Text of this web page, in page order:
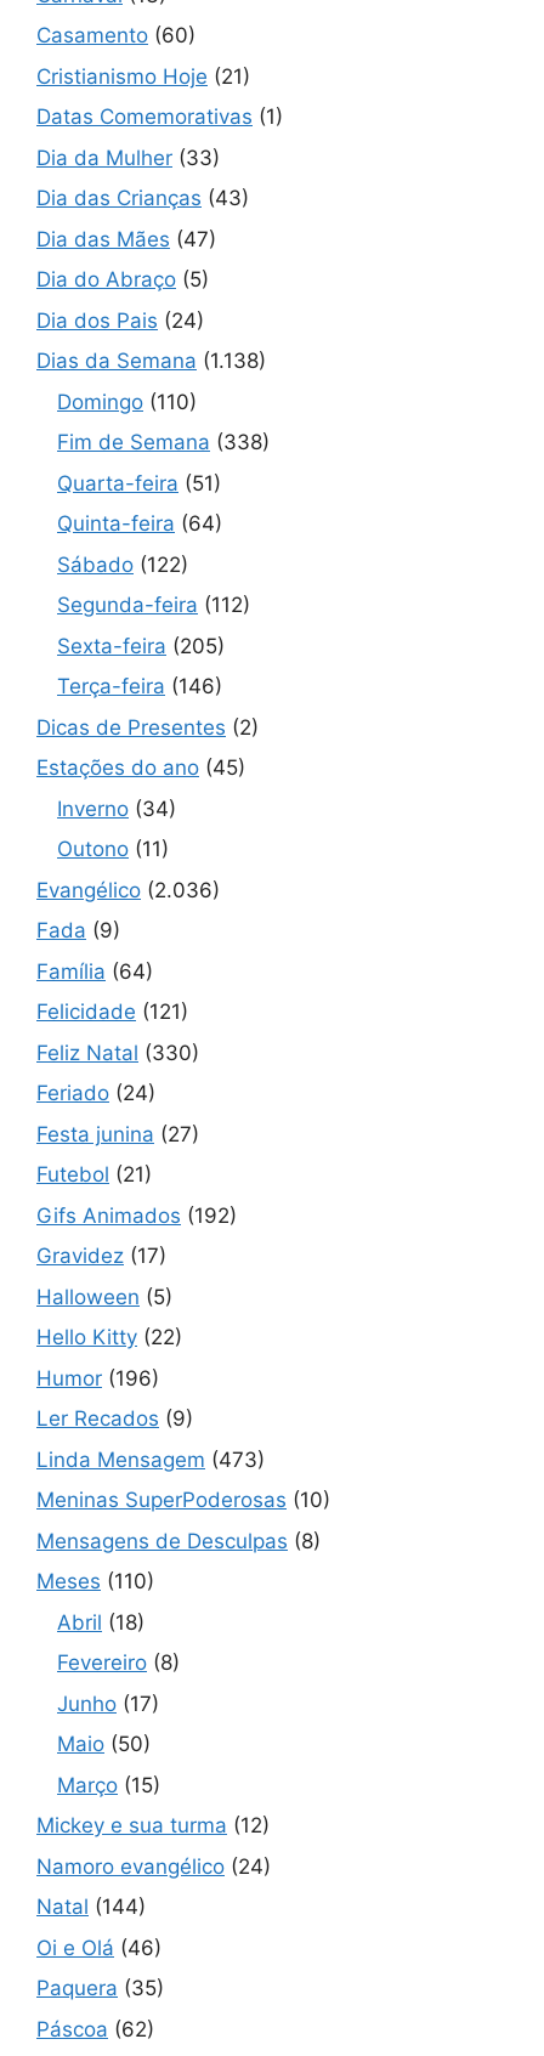
Casamento (60)
Cristianismo Hoje (21)
Datas Comemorativas (1)
Dia da Mulher (33)
Dia das Crianças (43)
Dia das Mães (47)
Dia do Abraço (5)
Dia dos Pais (24)
Dias da Semana (1.138)
Domingo (110)
Fim de Semana (338)
Quarta-feira (51)
Quinta-feira (64)
Sábado (122)
Segunda-feira (112)
Sexta-feira (205)
Terça-feira (146)
Dicas de Presentes (2)
Estações do ano (45)
Inverno (34)
Outono (11)
Evangélico (2.036)
Fada (9)
Família (64)
Felicidade (121)
Feliz Natal (330)
Feriado (24)
Festa junina (27)
Futebol (21)
Gifs Animados (192)
Gravidez (17)
Halloween (5)
Hello Kitty (22)
Humor (196)
Ler Recados (9)
Linda Mensagem (473)
Meninas SuperPoderosas (10)
Mensagens de Desculpas (8)
Meses (110)
Abril (18)
Fevereiro (8)
Junho (17)
Maio (50)
Março (15)
Mickey e sua turma (12)
Namoro evangélico (24)
Natal (144)
Oi e Olá (46)
Paquera (35)
Páscoa (62)